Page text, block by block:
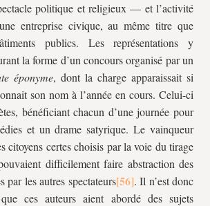
politique et religieux — et l’activité
entreprise civique, au même titre que
publics. Les représentations y
la forme d’un concours organisé par un
éponyme, dont la charge apparaissait si
son nom à l’année en cours. Celui-ci
bénéficiant chacun d’une journée pour
et un drame satyrique. Le vainqueur
citoyens certes choisis par la voie du tirage
difficilement faire abstraction des
par les autres spectateurs
. Il n’est donc
ces auteurs aient abordé des sujets